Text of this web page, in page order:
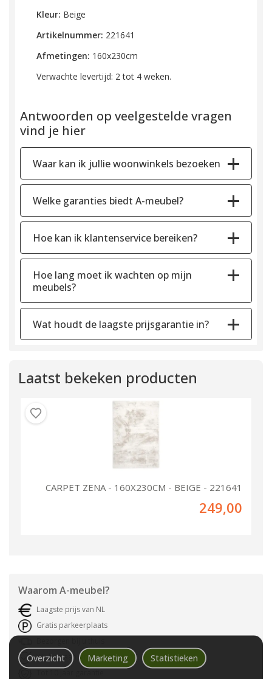
Kleur: Beige
Artikelnummer: 221641
Afmetingen: 160x230cm
Verwachte levertijd: 2 tot 4 weken.
Antwoorden op veelgestelde vragen
vind je hier
Waar kan ik jullie woonwinkels bezoeken
Welke garanties biedt A-meubel?
Hoe kan ik klantenservice bereiken?
Hoe lang moet ik wachten op mijn
meubels?
Wat houdt de laagste prijsgarantie in?
Laatst bekeken producten
CARPET ZENA - 160X230CM - BEIGE - 221641
249,00
Waarom A-meubel?
Laagste prijs van NL
Gratis parkeerplaats
Wij bestaan sinds 1992!
Overzicht Marketing Statistieken